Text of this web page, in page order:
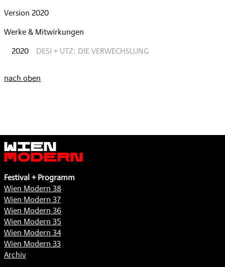
Version 2020
Werke & Mitwirkungen
2020
DESI + UTZ: DIE VERWECHSLUNG
nach oben
Wien
Modern
Festival + Programm
Wien Modern 38
Wien Modern 37
Wien Modern 36
Wien Modern 35
Wien Modern 34
Wien Modern 33
Archiv